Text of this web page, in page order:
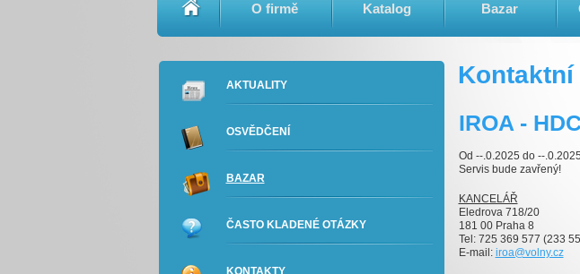
O firmě Katalog Bazar
AKTUALITY
OSVĚDČENÍ
BAZAR
ČASTO KLADENÉ OTÁZKY
KONTAKTY
IROA -
Od --.0.2025 do --
Servis bude zavřený!
KANCELÁŘ
Eledrova 718/20
181 00 Praha 8
Tel: 725 369 577 (233
E-mail: iroa@volny.cz